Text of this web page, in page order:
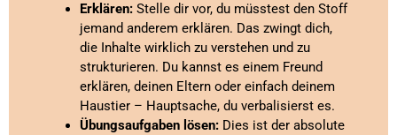
Erklären: Stelle dir vor, du müsstest den Stoff
jemand anderem erklären. Das zwingt dich,
die Inhalte wirklich zu verstehen und zu
strukturieren. Du kannst es einem Freund
erklären, deinen Eltern oder einfach deinem
Haustier – Hauptsache, du verbalisierst es.
Übungsaufgaben lösen: Dies ist der absolute